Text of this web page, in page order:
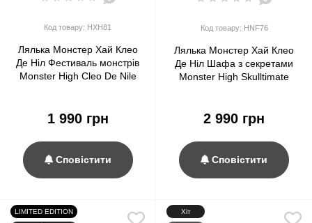
Код товару: HXH81
Лялька Монстер Хай Клео
Де Ніл Фестиваль монстрів
Monster High Cleo De Nile
1 990 грн
Сповістити
Код товару: HNF76
Лялька Монстер Хай Клео
Де Ніл Шафа з секретами
Monster High Skulltimate
2 990 грн
Сповістити
LIMITED EDITION Хіт